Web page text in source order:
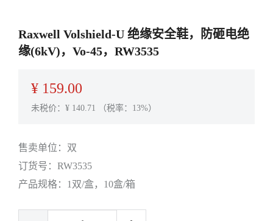
Raxwell Volshield-U 绝缘安全鞋，防砸电绝
缘(6kV)，Vo-45，RW3535
¥ 159.00
未税价：¥ 140.71 （税率：13%）
售卖单位： 双
订货号： RW3535
产品规格： 1双/盒，10盒/箱